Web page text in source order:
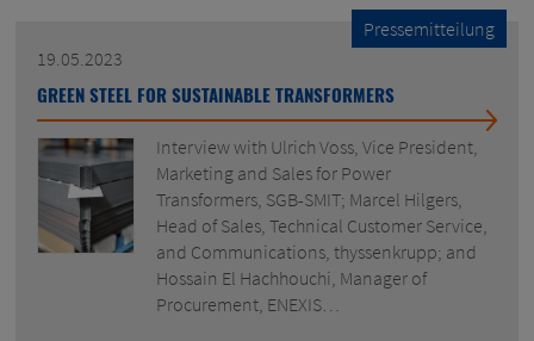
19.05.2023
GREEN STEEL FOR SUSTAINABLE TRANSFORMERS
Pressemitteilung
Interview with Ulrich Voss, Vice President,
Marketing and Sales for Power
Transformers, SGB-SMIT; Marcel Hilgers,
Head of Sales, Technical Customer Service,
and Communications, thyssenkrupp; and
Hossain El Hachhouchi, Manager of
Procurement, ENEXIS…